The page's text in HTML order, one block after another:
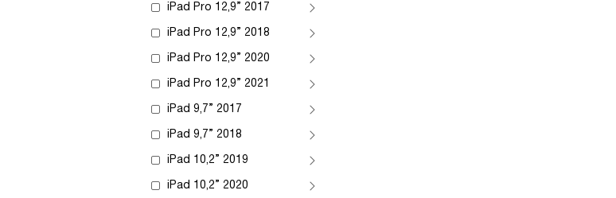
iPad Pro 12,9” 2017
iPad Pro 12,9” 2018
iPad Pro 12,9” 2020
iPad Pro 12,9” 2021
iPad 9,7” 2017
iPad 9,7” 2018
iPad 10,2” 2019
iPad 10,2” 2020